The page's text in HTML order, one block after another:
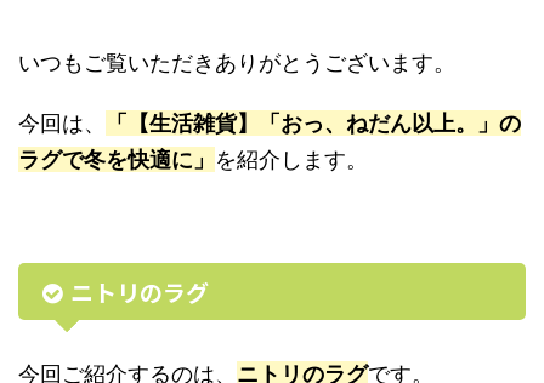
いつもご覧いただきありがとうございます。
今回は、
「【生活雑貨】「おっ、ねだん以上。」の
ラグで冬を快適に」 を紹介します。
ニトリのラグ
今回ご紹介するのは、 ニトリのラグです。